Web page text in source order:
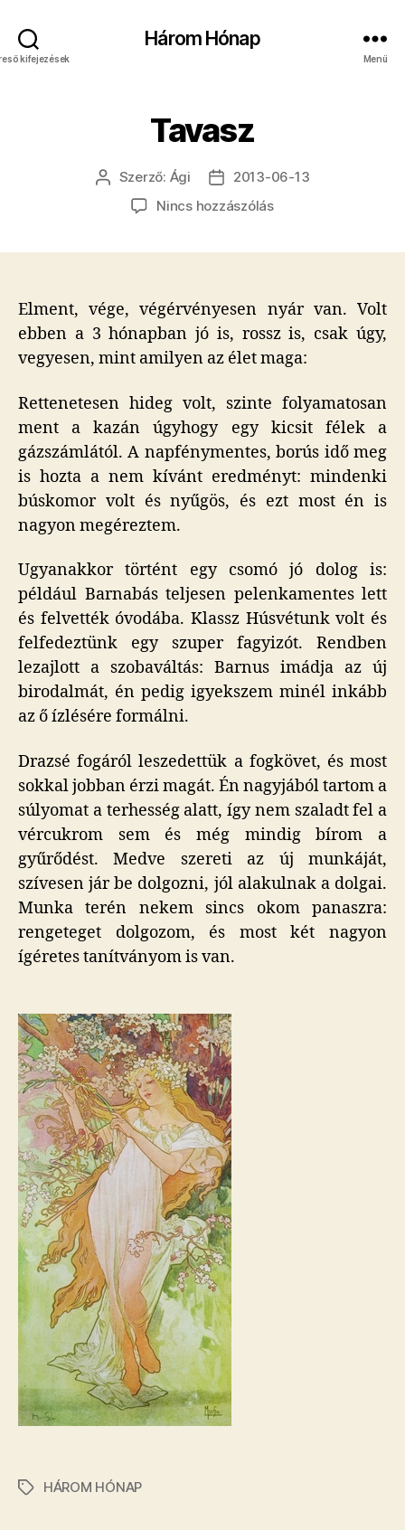
kifejezések
Három Hónap
Menü
Tavasz
Bejegyzés
szerzője
Szerző: Ági
Bejegyzés
dátuma
2013-06-13
Nincs hozzászólása(z)
Elment, vége, végérvényesen nyár van. Volt
ebben a 3 hónapban jó is, rossz is, csak úgy,
vegyesen, mint amilyen az élet maga:
Rettenetesen hideg volt, szinte folyamatosan
ment a kazán úgyhogy egy kicsit félek a
gázszámlától. A napfénymentes, borús idő meg
is hozta a nem kívánt eredményt: mindenki
búskomor volt és nyűgös, és ezt most én is
nagyon megéreztem.
Ugyanakkor történt egy csomó jó dolog is:
például Barnabás teljesen pelenkamentes lett
és felvették óvodába. Klassz Húsvétunk volt és
felfedeztünk egy szuper fagyizót. Rendben
lezajlott a szobaváltás: Barnus imádja az új
birodalmát, én pedig igyekszem minél inkább
az ő ízlésére formálni.
Drazsé fogáról leszedettük a fogkövet, és most
sokkal jobban érzi magát. Én nagyjából tartom a
súlyomat a terhesség alatt, így nem szaladt fel a
vércukrom sem és még mindig bírom a
gyűrődést. Medve szereti az új munkáját,
szívesen jár be dolgozni, jól alakulnak a dolgai.
Munka terén nekem sincs okom panaszra:
rengeteget dolgozom, és most két nagyon
ígéretes tanítványom is van.
CímkékHÁROM HÓNAP